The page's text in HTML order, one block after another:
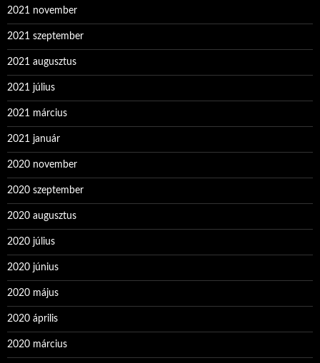
2021 november
2021 szeptember
2021 augusztus
2021 július
2021 március
2021 január
2020 november
2020 szeptember
2020 augusztus
2020 július
2020 június
2020 május
2020 április
2020 március